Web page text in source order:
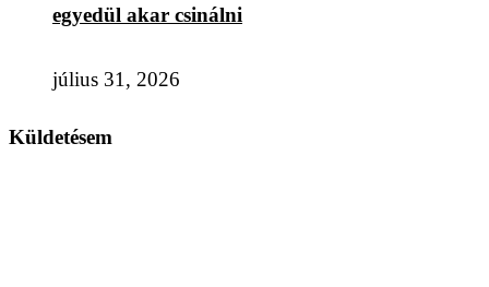
egyedül akar csinálni
július 31, 2026
Küldetésem